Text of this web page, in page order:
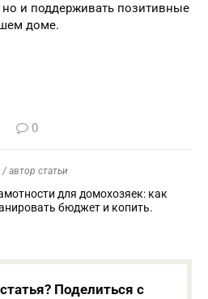
и поддерживать позитивные
доме.
0
/ автор статьи
для домохозяек: как
бюджет и копить.
Поделиться с